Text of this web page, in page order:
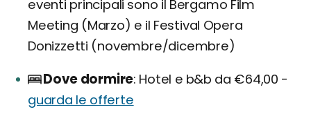
eventi principali sono il Bergamo Film
Meeting (Marzo) e il Festival Opera
Donizzetti (novembre/dicembre)
Dove dormire Hotel e b&b da €64,00 -
guarda le offerte